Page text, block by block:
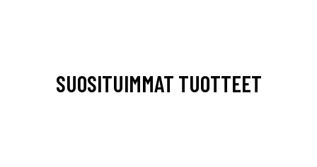
SUOSITUIMMAT TUOTTEET